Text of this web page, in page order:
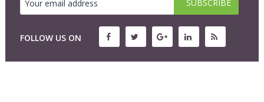
FOLLOW US ON